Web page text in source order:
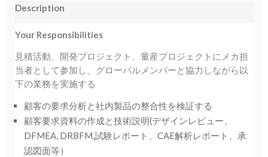
Description
Your Responsibilities
見積活動、開発プロジェクト、量産プロジェクトにメカ担
当者として参加し、グローバルメンバーと協力しながら以
下の業務を実施する
顧客の要求分析と社内製品の整合性を検証する
顧客要求資料の作成と技術説明(デザインレビュー、
DFMEA, DRBFM,試験レポート、CAE解析レポート、承
認図面等）